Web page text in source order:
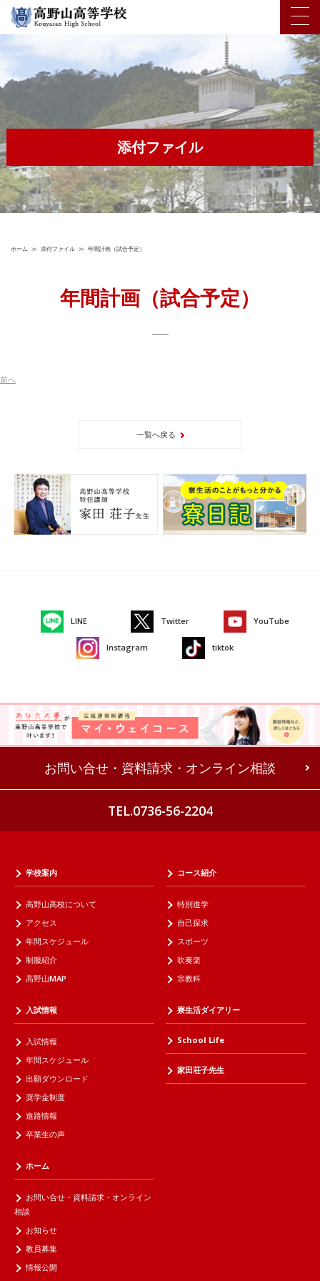
添付ファイル
ホーム ≫ 添付ファイル ≫ 年間計画（試合予定）
年間計画（試合予定）
前へ
一覧へ戻る
LINE Twitter YouTube
Instagram tiktok
お問い合せ・資料請求・オンライン相談
TEL.0736-56-2204
学校案内
高野山高校について
アクセス
年間スケジュール
制服紹介
高野山MAP
コース紹介
特別進学
自己探求
スポーツ
吹奏楽
宗教科
入試情報
入試情報
年間スケジュール
出願ダウンロード
奨学金制度
進路情報
卒業生の声
寮生活ダイアリー
School Life
家田荘子先生
ホーム
お問い合せ・資料請求・オンライン
相談
お知らせ
教員募集
情報公開